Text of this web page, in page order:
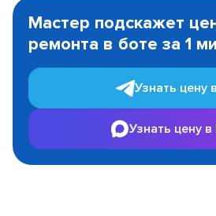
1
Мастер подскажет
ремонта в боте за 1
Узнать цену
Узнать цену в